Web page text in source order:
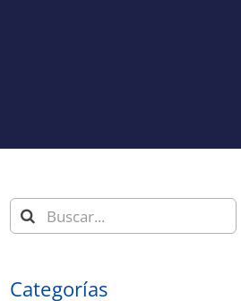
Buscar:
Categorías